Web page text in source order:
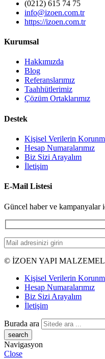
(0212) 615 74 75
info@izoen.com.tr
https://izoen.com.tr
Kurumsal
Hakkımızda
Blog
Referanslarımız
Taahhütlerimiz
Çözüm Ortaklarımız
Destek
Kişisel Verilerin
Hesap Numaralarımız
Biz Sizi Arayalım
İletişim
E-Mail Listesi
Güncel haber ve kampanyalar
© İZOEN YAPI
Kişisel Verilerin
Hesap Numaralarımız
Biz Sizi Arayalım
İletişim
Burada ara
Navigasyon
Close